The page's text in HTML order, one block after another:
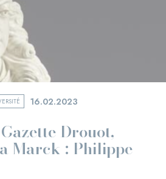
16.02.2023
Drouot,
Marck : Philippe